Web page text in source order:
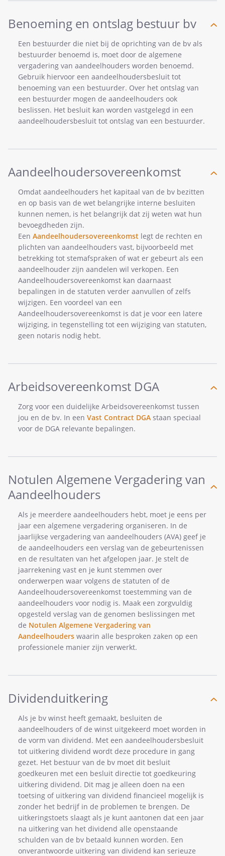
Benoeming en ontslag bestuur bv
Een bestuurder die niet bij de oprichting van de bv als
bestuurder benoemd is, moet door de algemene
vergadering van aandeelhouders worden benoemd.
Gebruik hiervoor een aandeelhoudersbesluit tot
benoeming van een bestuurder. Over het ontslag van
een bestuurder mogen de aandeelhouders ook
beslissen. Het besluit kan worden vastgelegd in een
aandeelhoudersbesluit tot ontslag van een bestuurder.
Aandeelhoudersovereenkomst
Omdat aandeelhouders het kapitaal van de bv bezitten
en op basis van de wet belangrijke interne besluiten
kunnen nemen, is het belangrijk dat zij weten wat hun
bevoegdheden zijn.
Een Aandeelhoudersovereenkomst legt de rechten en
plichten van aandeelhouders vast, bijvoorbeeld met
betrekking tot stemafspraken of wat er gebeurt als een
aandeelhouder zijn aandelen wil verkopen. Een
Aandeelhoudersovereenkomst kan daarnaast
bepalingen in de statuten verder aanvullen of zelfs
wijzigen. Een voordeel van een
Aandeelhoudersovereenkomst is dat je voor een latere
wijziging, in tegenstelling tot een wijziging van statuten,
geen notaris nodig hebt.
Arbeidsovereenkomst DGA
Zorg voor een duidelijke Arbeidsovereenkomst tussen
jou en de bv. In een Vast Contract DGA staan speciaal
voor de DGA relevante bepalingen.
Notulen Algemene Vergadering van
Aandeelhouders
Als je meerdere aandeelhouders hebt, moet je eens per
jaar een algemene vergadering organiseren. In de
jaarlijkse vergadering van aandeelhouders (AVA) geef je
de aandeelhouders een verslag van de gebeurtenissen
en de resultaten van het afgelopen jaar. Je stelt de
jaarrekening vast en je kunt stemmen over
onderwerpen waar volgens de statuten of de
Aandeelhoudersovereenkomst toestemming van de
aandeelhouders voor nodig is. Maak een zorgvuldig
opgesteld verslag van de genomen beslissingen met
de Notulen Algemene Vergadering van
Aandeelhouders waarin alle besproken zaken op een
professionele manier zijn verwerkt.
Dividenduitkering
Als je bv winst heeft gemaakt, besluiten de
aandeelhouders of de winst uitgekeerd moet worden in
de vorm van dividend. Met een aandeelhoudersbesluit
tot uitkering dividend wordt deze procedure in gang
gezet. Het bestuur van de bv moet dit besluit
goedkeuren met een besluit directie tot goedkeuring
uitkering dividend. Dit mag je alleen doen na een
toetsing of uitkering van dividend financieel mogelijk is
zonder het bedrijf in de problemen te brengen. De
uitkeringstoets slaagt als je kunt aantonen dat een jaar
na uitkering van het dividend alle openstaande
schulden van de bv betaald kunnen worden. Een
onverantwoorde uitkering van dividend kan serieuze